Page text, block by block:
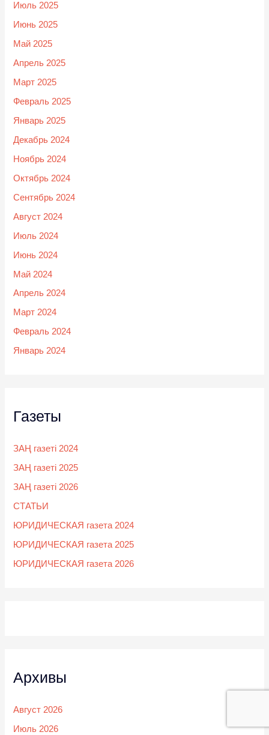
Июль 2025
Июнь 2025
Май 2025
Апрель 2025
Март 2025
Февраль 2025
Январь 2025
Декабрь 2024
Ноябрь 2024
Октябрь 2024
Сентябрь 2024
Август 2024
Июль 2024
Июнь 2024
Май 2024
Апрель 2024
Март 2024
Февраль 2024
Январь 2024
Газеты
ЗАҢ газеті 2024
ЗАҢ газеті 2025
ЗАҢ газеті 2026
СТАТЬИ
ЮРИДИЧЕСКАЯ газета 2024
ЮРИДИЧЕСКАЯ газета 2025
ЮРИДИЧЕСКАЯ газета 2026
Архивы
Август 2026
Июль 2026